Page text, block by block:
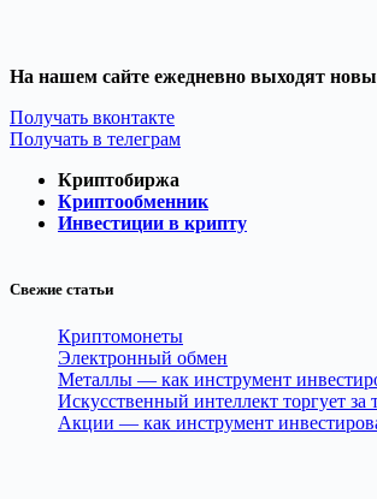
На нашем сайте ежедневно выходят
Получать вконтакте
Получать в телеграм
Криптобиржа
Криптообменник
Инвестиции в крипту
Свежие статьи
Криптомонеты
Электронный обмен
Металлы — как инструмент
Искусственный интеллект торгует за
Акции — как инструмент